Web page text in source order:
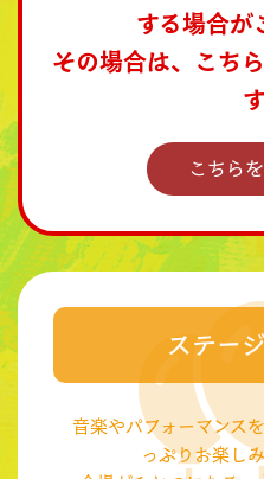
する場合が
その場合は、こち
こちら
ステー
音楽やパフォーマンス
っぷりお楽し